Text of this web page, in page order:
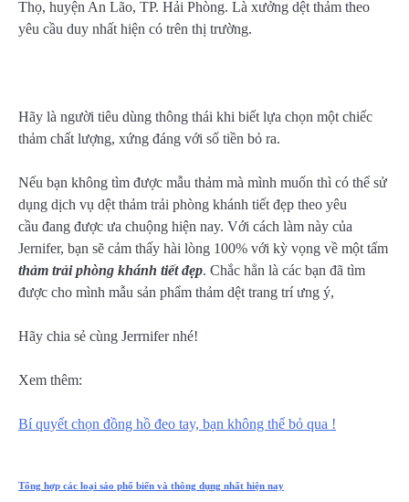
Thọ, huyện An Lão, TP. Hải Phòng. Là xưởng dệt thảm theo
yêu cầu duy nhất hiện có trên thị trường.
Hãy là người tiêu dùng thông thái khi biết lựa chọn một chiếc
thảm chất lượng, xứng đáng với số tiền bỏ ra.
Nếu bạn không tìm được mẫu thảm mà mình muốn thì có thể sử
dụng dịch vụ dệt thảm trải phòng khánh tiết đẹp theo yêu
cầu đang được ưa chuộng hiện nay. Với cách làm này của
Jernifer, bạn sẽ cảm thấy hài lòng 100% với kỳ vọng về một tấm
thảm trải phòng khánh tiết đẹp. Chắc hẳn là các bạn đã tìm
được cho mình mẫu sản phẩm thảm dệt trang trí ưng ý,
Hãy chia sẻ cùng Jerrnifer nhé!
Xem thêm:
Bí quyết chọn đồng hồ đeo tay, bạn không thể bỏ qua !
Tổng hợp các loại sáo phổ biến và thông dụng nhất hiện nay